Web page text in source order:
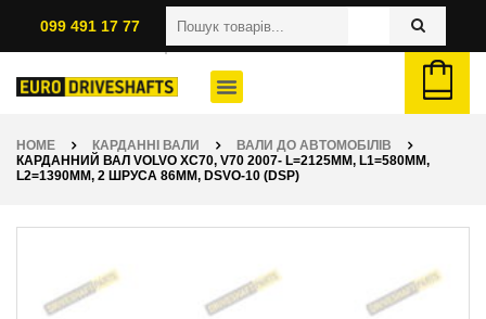
099 491 17 77
HOME КАРДАННІ ВАЛИ
ВАЛИ ДО АВТОМОБІЛІВ
КАРДАННИЙ ВАЛ VOLVO XC70, V70 2007- L=2125ММ, L1=580ММ,
L2=1390ММ, 2 ШРУСА 86ММ, DSVO-10 (DSP)